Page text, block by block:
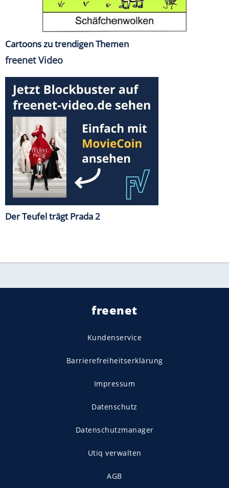
Cartoons zu trendigen Themen
freenet Video
Der Teufel trägt Prada 2
freenet
Kundenservice
Barrierefreiheitserklärung
Impressum
Datenschutz
Datenschutzmanager
Utiq verwalten
AGB